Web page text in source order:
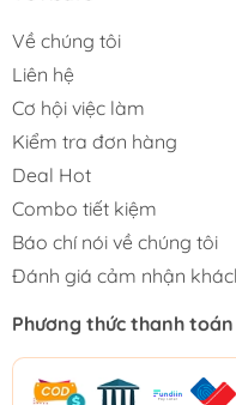
Về chúng tôi
Liên hệ
Cơ hội việc làm
Kiểm tra đơn hàng
Deal Hot
Combo tiết kiệm
Báo chí nói về chúng tôi
Đánh giá cảm nhận
Phương thức thanh toán